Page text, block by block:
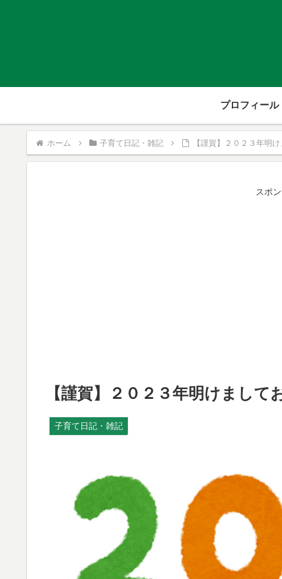
プロフィール
ホーム 子育て日記・雑記 【謹賀】２０２３年明
スポ
【謹賀】２０２３年明けまして
子育て日記・雑記